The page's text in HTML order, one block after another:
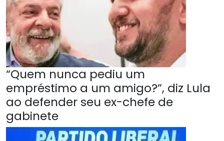
“Quem nunca pediu um
empréstimo a um amigo?”, diz Lula
ao defender seu ex-chefe de
gabinete